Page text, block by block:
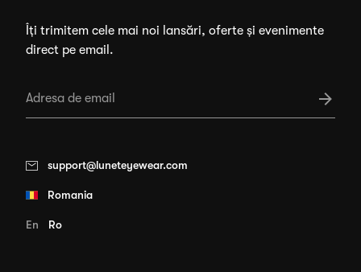
Îți trimitem cele mai noi lansări, oferte și evenimente
direct pe email.
support@luneteyewear.com
Romania
En Ro